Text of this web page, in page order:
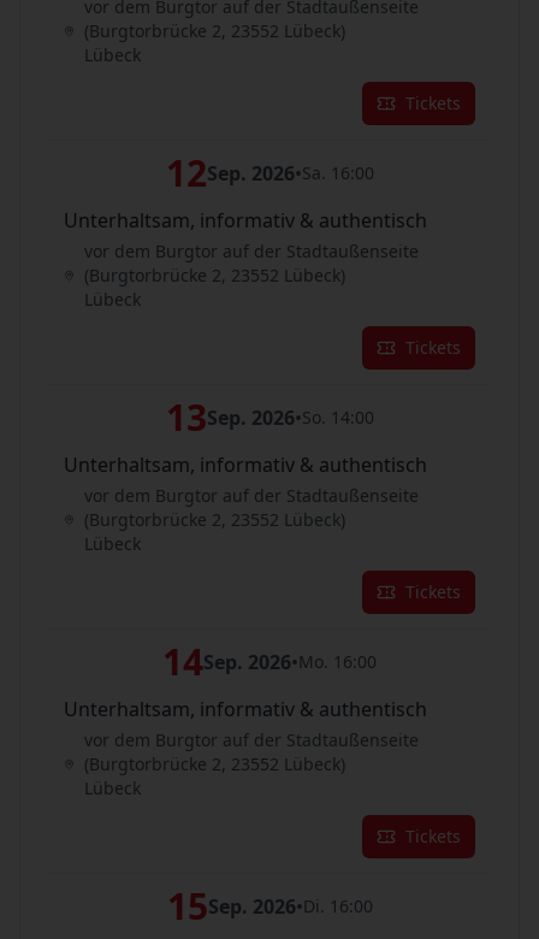
vor dem Burgtor auf der Stadtaußenseite
(Burgtorbrücke 2, 23552 Lübeck)
Lübeck
Tickets
12Sep. 2026•Sa. 16:00
Unterhaltsam, informativ & authentisch
vor dem Burgtor auf der Stadtaußenseite
(Burgtorbrücke 2, 23552 Lübeck)
Lübeck
Tickets
13Sep. 2026•So. 14:00
Unterhaltsam, informativ & authentisch
vor dem Burgtor auf der Stadtaußenseite
(Burgtorbrücke 2, 23552 Lübeck)
Lübeck
Tickets
14Sep. 2026•Mo. 16:00
Unterhaltsam, informativ & authentisch
vor dem Burgtor auf der Stadtaußenseite
(Burgtorbrücke 2, 23552 Lübeck)
Lübeck
Tickets
15Sep. 2026•Di. 16:00